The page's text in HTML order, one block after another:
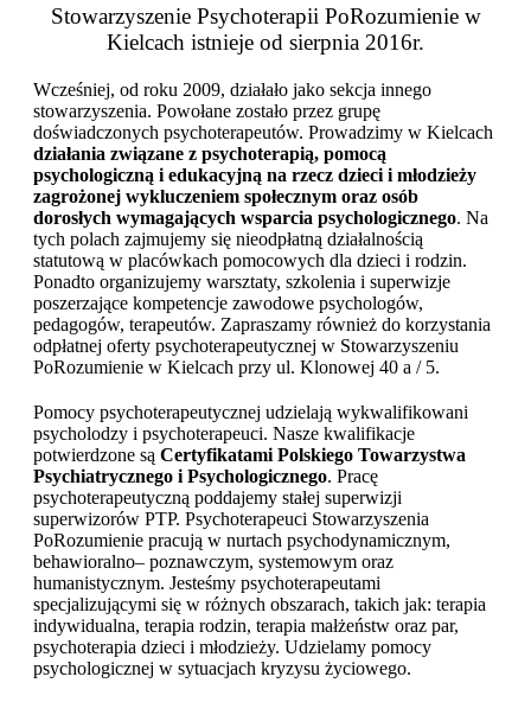
Stowarzyszenie Psychoterapii PoRozumienie w
Kielcach istnieje od sierpnia 2016r.
Wcześniej, od roku 2009, działało jako sekcja innego
stowarzyszenia. Powołane zostało przez grupę
doświadczonych psychoterapeutów. Prowadzimy w Kielcach
działania związane z psychoterapią, pomocą
psychologiczną i edukacyjną na rzecz dzieci i młodzieży
zagrożonej wykluczeniem społecznym oraz osób
dorosłych wymagających wsparcia psychologicznego. Na
tych polach zajmujemy się nieodpłatną działalnością
statutową w placówkach pomocowych dla dzieci i rodzin.
Ponadto organizujemy warsztaty, szkolenia i superwizje
poszerzające kompetencje zawodowe psychologów,
pedagogów, terapeutów. Zapraszamy również do korzystania
odpłatnej oferty psychoterapeutycznej w Stowarzyszeniu
PoRozumienie w Kielcach przy ul. Klonowej 40 a / 5.
Pomocy psychoterapeutycznej udzielają wykwalifikowani
psycholodzy i psychoterapeuci. Nasze kwalifikacje
potwierdzone są Certyfikatami Polskiego Towarzystwa
Psychiatrycznego i Psychologicznego. Pracę
psychoterapeutyczną poddajemy stałej superwizji
superwizorów PTP. Psychoterapeuci Stowarzyszenia
PoRozumienie pracują w nurtach psychodynamicznym,
behawioralno– poznawczym, systemowym oraz
humanistycznym. Jesteśmy psychoterapeutami
specjalizującymi się w różnych obszarach, takich jak: terapia
indywidualna, terapia rodzin, terapia małżeństw oraz par,
psychoterapia dzieci i młodzieży. Udzielamy pomocy
psychologicznej w sytuacjach kryzysu życiowego.